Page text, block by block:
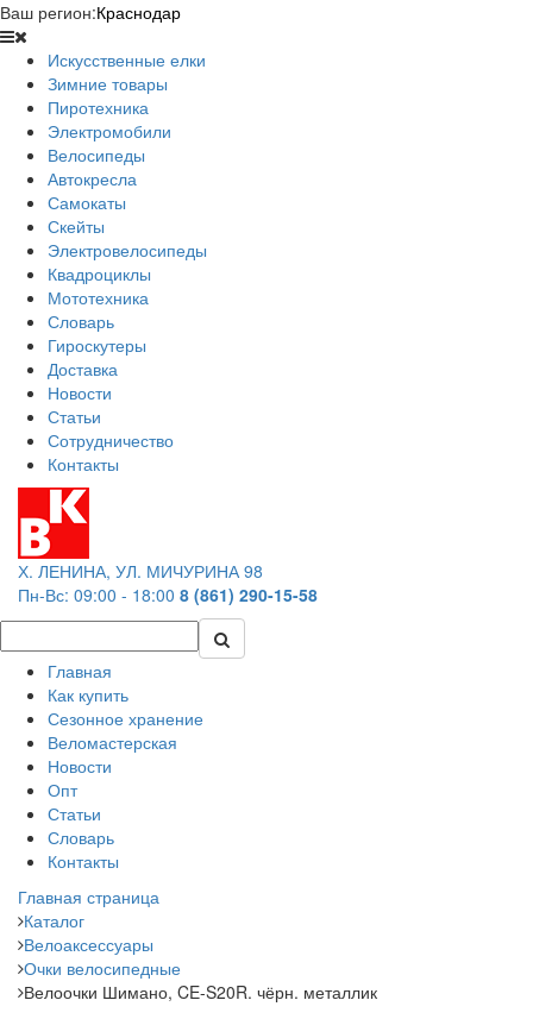
Ваш регион:Краснодар
Искусственные елки
Зимние товары
Пиротехника
Электромобили
Велосипеды
Автокресла
Самокаты
Скейты
Электровелосипеды
Квадроциклы
Мототехника
Словарь
Гироскутеры
Доставка
Новости
Статьи
Сотрудничество
Контакты
Х. ЛЕНИНА, УЛ. МИЧУРИНА 98
Пн-Вс: 09:00 - 18:00 8 (861) 290-15-58
Главная
Как купить
Сезонное хранение
Веломастерская
Новости
Опт
Статьи
Словарь
Контакты
Главная страница
Каталог
Велоаксессуары
Очки велосипедные
Велоочки Шимано, CE-S20R. чёрн. металлик